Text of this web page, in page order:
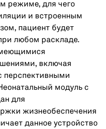
режиме, для чего
и встроенным
пациент будет
любом раскладе.
включая
перспективными
модуль с
для
жизнеобеспечения
данное устройство